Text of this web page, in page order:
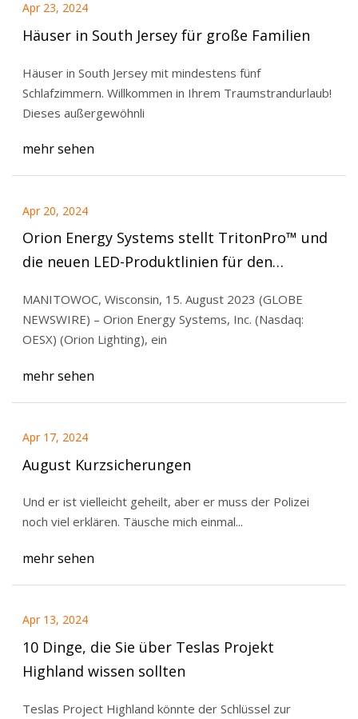
Apr 23, 2024
Häuser in South Jersey für große Familien
Häuser in South Jersey mit mindestens fünf
Schlafzimmern. Willkommen in Ihrem Traumstrandurlaub!
Dieses außergewöhnli
mehr sehen
Apr 20, 2024
Orion Energy Systems stellt TritonPro™ und
die neuen LED-Produktlinien für den
damit das Portfolio innovativer,
hochwertiger Lösungen
MANITOWOC, Wisconsin, 15. August 2023 (GLOBE
NEWSWIRE) – Orion Energy Systems, Inc. (Nasdaq:
OESX) (Orion Lighting), ein
mehr sehen
Apr 17, 2024
August Kurzsicherungen
Und er ist vielleicht geheilt, aber er muss der Polizei
noch viel erklären. Täusche mich einmal...
mehr sehen
Apr 13, 2024
10 Dinge, die Sie über Teslas Projekt
Highland wissen sollten
Teslas Project Highland könnte der Schlüssel zur